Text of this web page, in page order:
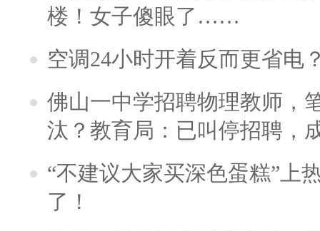
楼！女子傻眼了……
空调24小时开着反而更省电
佛山一中学招聘物理教师，
汰？教育局：已叫停招聘，
“不建议大家买深色蛋糕”上
了！